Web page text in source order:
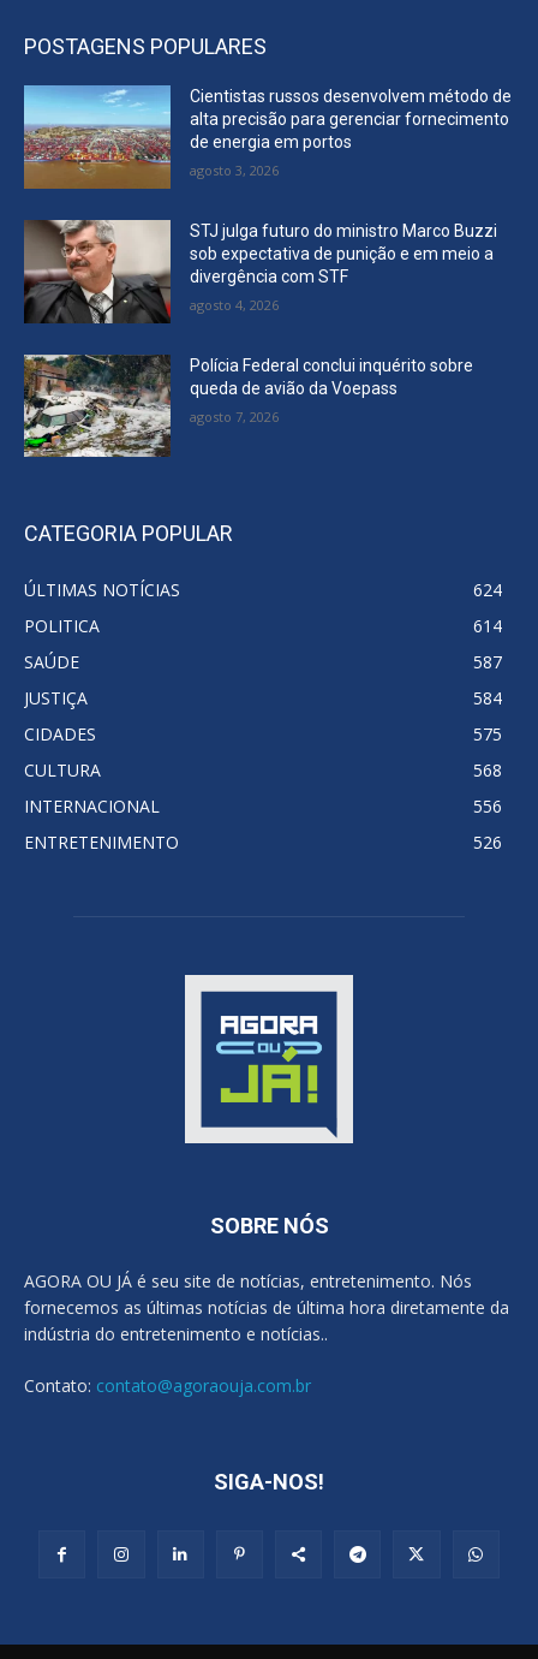
POSTAGENS POPULARES
Cientistas russos desenvolvem método de
alta precisão para gerenciar fornecimento
de energia em portos
agosto 3, 2026
STJ julga futuro do ministro Marco Buzzi
sob expectativa de punição e em meio a
divergência com STF
agosto 4, 2026
Polícia Federal conclui inquérito sobre
queda de avião da Voepass
agosto 7, 2026
CATEGORIA POPULAR
ÚLTIMAS NOTÍCIAS
624
POLITICA
614
SAÚDE
587
JUSTIÇA
584
CIDADES
575
CULTURA
568
INTERNACIONAL
556
ENTRETENIMENTO
526
SOBRE NÓS
AGORA OU JÁ é seu site de notícias, entretenimento. Nós
fornecemos as últimas notícias de última hora diretamente da
indústria do entretenimento e notícias..
Contato: contato@agoraouja.com.br
SIGA-NOS!